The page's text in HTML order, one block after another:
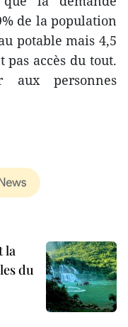
de la population
potable mais 4,5
accès du tout.
personnes
la
du